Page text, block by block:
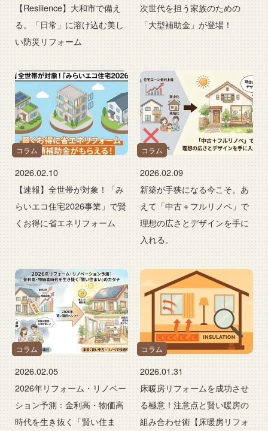
【Resilience】大和市で備え
る。「日常」に溶け込む美し
い防災リフォーム
次世代を担う家族のための
「大型補助金」が登場！
コラム
2026.02.10
【速報】全世帯が対象！「み
らいエコ住宅2026事業」で賢
くお得に省エネリフォーム
コラム
2026.02.09
新築が手狭になる今こそ。あ
えて「中古＋フルリノベ」で
理想の広さとデザインを手に
入れる。
コラム
2026.02.05
2026年リフォーム・リノベー
ション予測：金利高・物価高
時代を生き抜く「賢い住ま
コラム
2026.01.31
床暖房リフォームを成功させ
る極意！注意点と賢い暖房の
組み合わせ術【床暖房リフォ